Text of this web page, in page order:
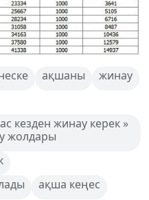
ақшаны
жинау
кезден жинау керек »
жолдары
ақша кеңес